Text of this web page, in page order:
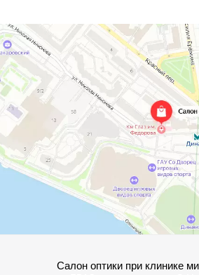
Салон оптики при клинике